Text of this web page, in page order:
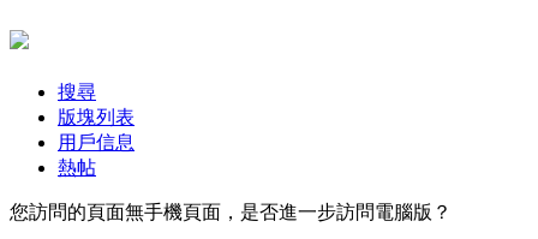
搜尋
版塊列表
用戶信息
熱帖
您訪問的頁面無手機頁面，是否進一步訪問電腦版？